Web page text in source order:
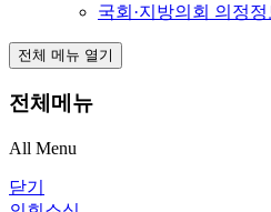
국회·지방의회 의정정
전체 메뉴 열기
전체메뉴
All Menu
닫기